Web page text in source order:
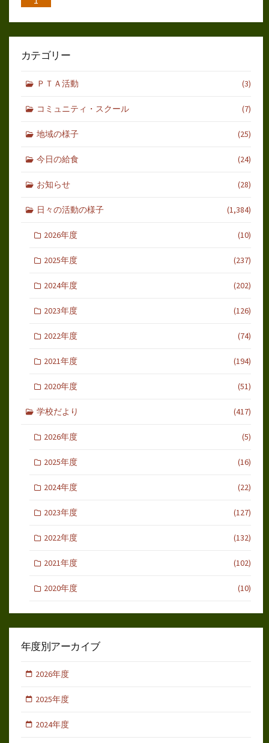
カテゴリー
ＰＴＡ活動 (3)
コミュニティ・スクール (7)
地域の様子 (25)
今日の給食 (24)
お知らせ (28)
日々の活動の様子 (1,384)
2026年度 (10)
2025年度 (237)
2024年度 (202)
2023年度 (126)
2022年度 (74)
2021年度 (194)
2020年度 (51)
学校だより (417)
2026年度 (5)
2025年度 (16)
2024年度 (22)
2023年度 (127)
2022年度 (132)
2021年度 (102)
2020年度 (10)
年度別アーカイブ
2026年度
2025年度
2024年度